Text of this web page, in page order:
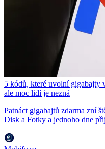
5 kódů, které uvolní gigabajty
ale moc lidí je nezná
Patnáct gigabajtů zdarma zní
Disk a Fotky a jednoho dne